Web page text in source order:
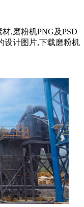
,磨粉机PNG及PSD
设计图片,下载磨粉机